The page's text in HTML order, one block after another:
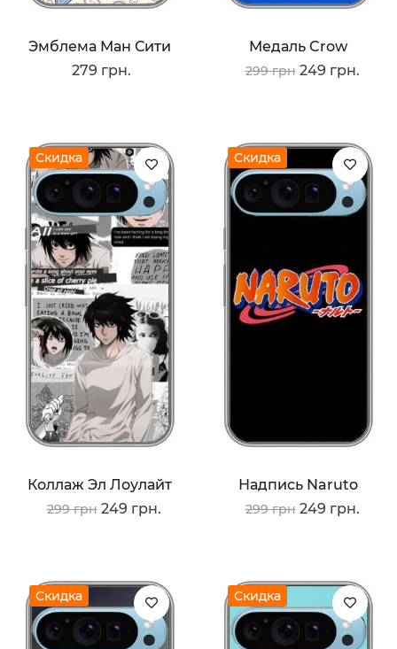
Эмблема Ман Сити
279 грн.
Медаль Crow
299 грн 249 грн.
Скидка
Коллаж Эл Лоулайт
299 грн 249 грн.
Скидка
Надпись Naruto
299 грн 249 грн.
Скидка Скидка